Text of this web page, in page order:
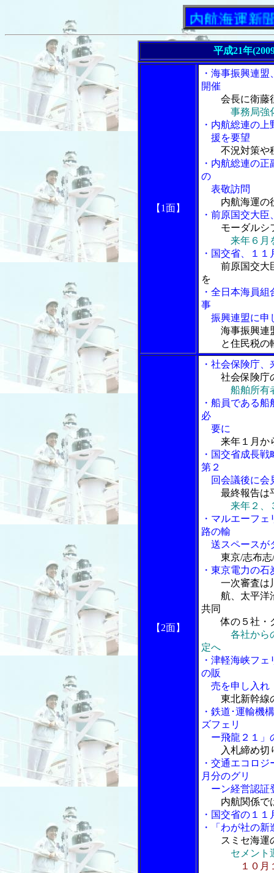
「内航海運新聞」ニ
平成21年
【1面】
・海事振興連
開催
会長に衛藤
事務局強
・内航総連の
援を要望
不況対策や
・内航総連の
の
表敬訪問
内航海運の
・前原国交大
モーダルシ
来年６月
・国交省、１
前原国交大
を
・全日本海員
事
振興連盟に申
海事振興連
と住民税の軽
【2面】
・社会保険庁
社会保険庁
船舶所有
・船員である
必
要に
来年１月か
・国交省成長
第２
回会議後に会
最終報告は
来年２、
・マルエーフ
路の輸
送スペースが
東京/志布
・東京電力の
一次審査は
航、太平洋沿
共同
体の５社・
各社から
定へ
・津軽海峡フ
の販
売を申し入れ
東北新幹線
・鉄道･運輸機
ズフェリ
ー飛龍２１」
入札締め切
・交通エコロ
月分のグリ
ーン経営認証
内航関係で
・国交省の１
・「わが社の新
スミセ海運
セメント
１０月